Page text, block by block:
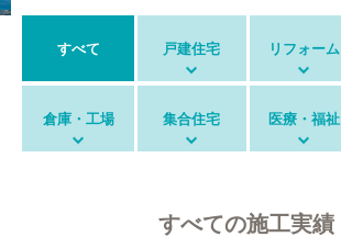
すべて 戸建住宅 リフォーム
倉庫・工場 集合住宅 医療・福祉
すべての施工実績